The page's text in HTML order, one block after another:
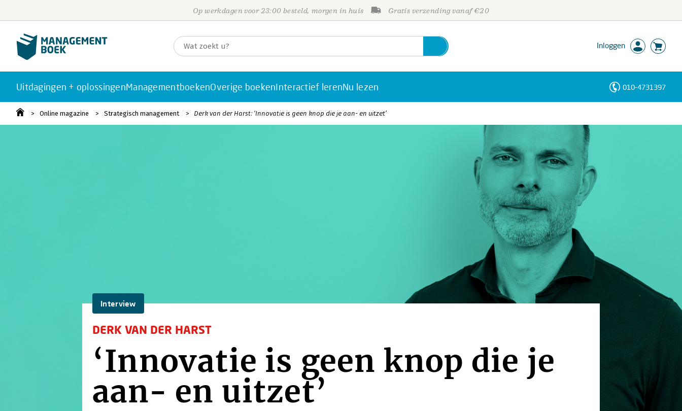
Op werkdagen voor 23:00 besteld, morgen in huis Gratis verzending vanaf €20
Inloggen
Uitdagingen + oplossingenManagementboekenOverige boekenInteractief lerenNu lezen 010-4731397
Online magazine Strategisch management Derk van der Harst: ‘Innovatie is geen knop die je aan- en uitzet’
Interview
DERK VAN DER HARST
‘Innovatie is geen knop die je
aan- en uitzet’
Personen
Trefwoorden